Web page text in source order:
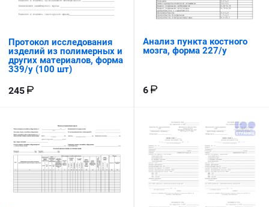
Протокол исследования
изделий из полимерных и
других материалов, форма
339/у (100 шт)
245
Анализ пункта костного
мозга, форма 227/у
6